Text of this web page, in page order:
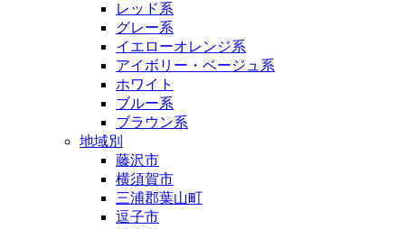
レッド系
グレー系
イエローオレンジ系
アイボリー・ベージュ系
ホワイト
ブルー系
ブラウン系
地域別
藤沢市
横須賀市
三浦郡葉山町
逗子市